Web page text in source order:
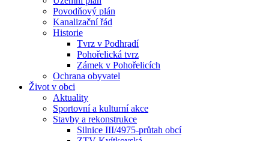
Povodňový plán
Kanalizační řád
Historie
Tvrz v Podhradí
Pohořelická tvrz
Zámek v Pohořelicích
Ochrana obyvatel
Život v obci
Aktuality
Sportovní a kulturní akce
Stavby a rekonstrukce
Silnice III/4975-průtah obcí